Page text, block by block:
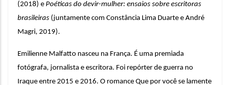
(2018) e Poéticas do devir-mulher: ensaios sobre escritoras
brasileiras (juntamente com Constância Lima Duarte e André
Magri, 2019).
Emilienne Malfatto nasceu na França. É uma premiada
fotógrafa, jornalista e escritora. Foi repórter de guerra no
Iraque entre 2015 e 2016. O romance Que por você se lamente